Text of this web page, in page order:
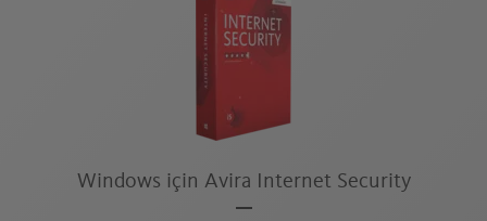
Windows için Avira Internet Security